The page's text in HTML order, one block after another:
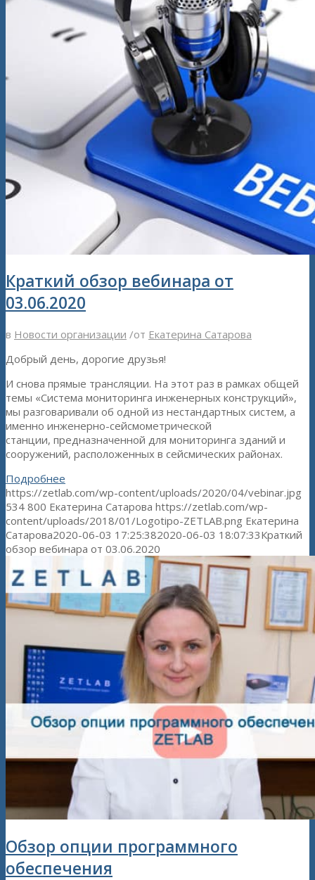
Краткий обзор вебинара от
03.06.2020
в Новости организации /от Екатерина Сатарова
Добрый день, дорогие друзья!
И снова прямые трансляции. На этот раз в рамках общей
темы «Система мониторинга инженерных конструкций»,
мы разговаривали об одной из нестандартных систем, а
именно инженерно-сейсмометрической
станции, предназначенной для мониторинга зданий и
сооружений, расположенных в сейсмических районах.
Подробнее
https://zetlab.com/wp-content/uploads/2020/04/vebinar.jpg
534 800 Екатерина Сатарова https://zetlab.com/wp-
content/uploads/2018/01/Logotipo-ZETLAB.png Екатерина
Сатарова2020-06-03 17:25:382020-06-03 18:07:33Краткий
обзор вебинара от 03.06.2020
Обзор опции программного
обеспечения